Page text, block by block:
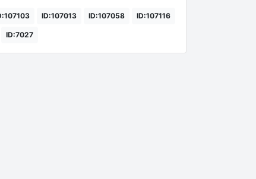
ID:107013 ID:107058 ID:107116
ID:7027